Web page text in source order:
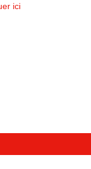
ici